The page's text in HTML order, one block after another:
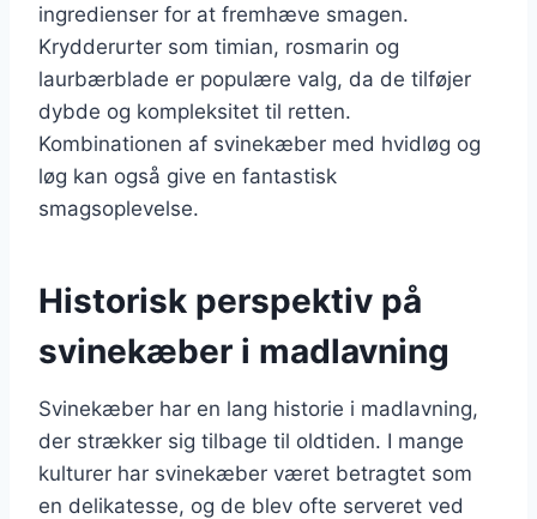
ingredienser for at fremhæve smagen.
Krydderurter som timian, rosmarin og
laurbærblade er populære valg, da de tilføjer
dybde og kompleksitet til retten.
Kombinationen af svinekæber med hvidløg og
løg kan også give en fantastisk
smagsoplevelse.
Historisk perspektiv på
svinekæber i madlavning
Svinekæber har en lang historie i madlavning,
der strækker sig tilbage til oldtiden. I mange
kulturer har svinekæber været betragtet som
en delikatesse, og de blev ofte serveret ved